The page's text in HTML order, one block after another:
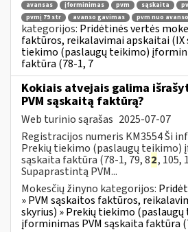
avansas įforminimas pvm sąskaita
pvmį 79 str
avanso gavimas pvm nuo avanso
kategorijos: Pridėtinės vertės
faktūros, reikalavimai apskaitai (IX
tiekimo (paslaugų teikimo)
faktūra (78-1, 7
Kokiais atvejais galima
PVM sąskaitą faktūrą?
Web turinio sąrašas 2025-07-07
Registracijos numeris KM3554 Ši
Prekių tiekimo (paslaugų teikimo)
sąskaita faktūra (78-1, 79, 82, 105,
Supaprastintą PVM...
Mokesčių žinyno kategorijos:
» PVM sąskaitos faktūros,
skyrius) » Prekių tiekimo
įforminimas PVM sąskaita faktūra